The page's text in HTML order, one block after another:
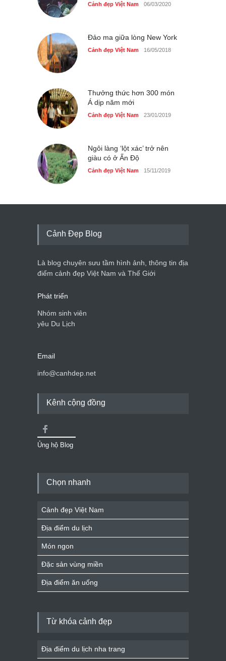
Cảnh đẹp Việt Nam 06/03/2020
Đảo ma giữa lòng New York
Cảnh đẹp Việt Nam 16/05/2018
Thưởng thức hơn 300 món
Á dịp năm mới
Cảnh đẹp Việt Nam 23/01/2019
Ngôi làng ‘lột xác’ trở nên
giàu có ở Ấn Độ
Cảnh đẹp Việt Nam 15/11/2019
Cảnh Đẹp Blog
Là blog chuyên sưu tầm hình ảnh, thông tin địa
điểm cảnh đẹp Việt Nam và Thế Giới
Phát triển
Nhóm sinh viên
yêu Du Lịch
Email
info@canhdep.net
Kênh cộng đồng
Ủng hộ Blog
Chọn nhanh
Cảnh đẹp Việt Nam
Địa điểm du lịch
Món ngon
Đặc sản vùng miền
Địa điểm ăn uống
Từ khóa cảnh đẹp
Địa điểm du lịch nha trang